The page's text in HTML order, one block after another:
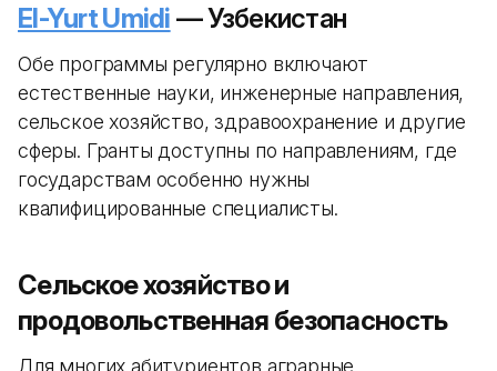
El-Yurt Umidi — Узбекистан
Обе программы регулярно включают
естественные науки, инженерные направления,
сельское хозяйство, здравоохранение и другие
сферы. Гранты доступны по направлениям, где
государствам особенно нужны
квалифицированные специалисты.
Сельское хозяйство и
продовольственная безопасность
Для многих абитуриентов аграрные